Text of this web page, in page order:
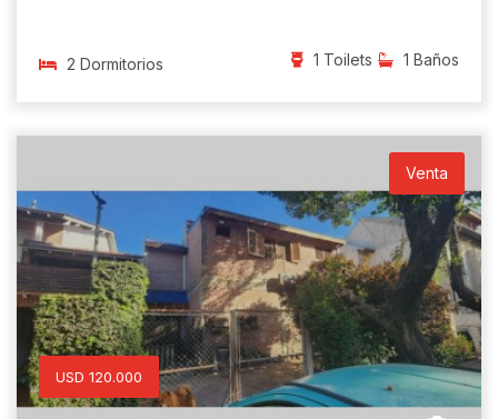
2 Dormitorios 1 Baños
1 Toilets
Venta
USD 120.000